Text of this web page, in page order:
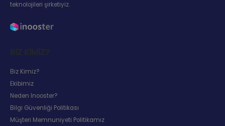
teknolojileri şirketiyiz.
BIZ KIMIZ?
Biz Kimiz?
Ekibimiz
Neden Inooster?
Bilgi Güvenliği Politikası
Müşteri Memnuniyeti Politikamız